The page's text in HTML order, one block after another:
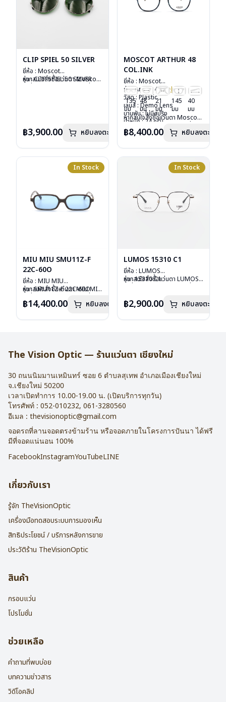
CLIP SPIEL 50 SILVER
ยี่ห้อ : Moscot
รุ่น : CLIP SPIEL 50 SILVER
การรับประกัน : 1 ปี
หากสนใจสั่งชื้อแว่นตา Moscot
฿3,900.00 หยิบลงตะกร้า
MOSCOT ARTHUR 48
COL.INK
ยี่ห้อ : Moscot
รุ่น : Arthur 48Col.ink
วัสดุ : Plastic
เลนส์ : Demo Lens
บานพับ : ไม่มีสปริง
น้ำหนัก : 24 กรัม
อุปกรณ์ : กล่องแว่น, กล่อง
กระดาษ, ผ้าเช็ดแว่น
การรับประกัน : 1 ปี
135
มม
48
มม
21
มม
145
มม
40
มม
หากสนใจสั่งชื้อแว่นตา Moscot
ลงไว้กรุณาติดต่อเราคลิก
฿8,400.00 หยิบลงตะกร้า
In Stock
MIU MIU SMU11Z-F
22C-60O
ยี่ห้อ : MIU MIU
รุ่น : SMU11Z-F 22C-60O
เลนส์ : กันแดดสีฟ้า
น้ำหนัก : 24 กรัม
หากสนใจสั่งชื้อแว่นตา MIU MIU
ลงไว้กรุณาติดต่อเรา
คลิก
฿14,400.00 หยิบลงตะกร้า
In Stock
LUMOS 15310 C1
ยี่ห้อ : LUMOS
รุ่น : 15310 C1
บานพับ : ไม่มีสปริง
อุปกรณ์ : กล่องแว่น , ผ้าเช็ดแว่น
หากสนใจสั่งชื้อแว่นตา LUMOS
฿2,900.00 หยิบลงตะกร้า
The Vision Optic — ร้านแว่นตา เชียงใหม่
30 ถนนนิมมานเหมินทร์ ซอย 6 ตำบลสุเทพ อำเภอเมืองเชียงใหม่
จ.เชียงใหม่ 50200
เวลาเปิดทำการ 10.00-19.00 น. (เปิดบริการทุกวัน)
โทรศัพท์ : 052-010232, 061-3280560
อีเมล : thevisionoptic@gmail.com
จอดรถที่ลานจอดตรงข้ามร้าน หรือจอดภายในโครงการปันนา ได้ฟรี
มีที่จอดแน่นอน 100%
FacebookInstagramYouTubeLINE
เกี่ยวกับเรา
รู้จัก TheVisionOptic
เครื่องมือทดสอบระบบการมองเห็น
สิทธิประโยชน์ / บริการหลังการขาย
ประวัติร้าน TheVisionOptic
สินค้า
กรอบแว่น
โปรโมชั่น
ช่วยเหลือ
คำถามที่พบบ่อย
บทความข่าวสาร
วิดีโอคลิป